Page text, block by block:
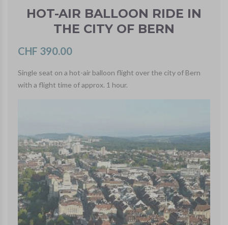
HOT-AIR BALLOON RIDE IN
THE CITY OF BERN
CHF 390.00
Single seat on a hot-air balloon flight over the city of Bern
with a flight time of approx. 1 hour.